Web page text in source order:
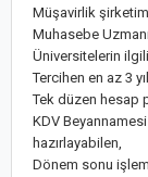
Müşavirlik
Muhasebe
Üniversitelerin
Tercihen en az 3
Tek düzen hesap
KDV
hazırlayabilen,
Dönem sonu